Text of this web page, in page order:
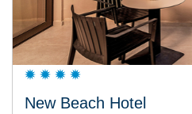
New Beach Hotel